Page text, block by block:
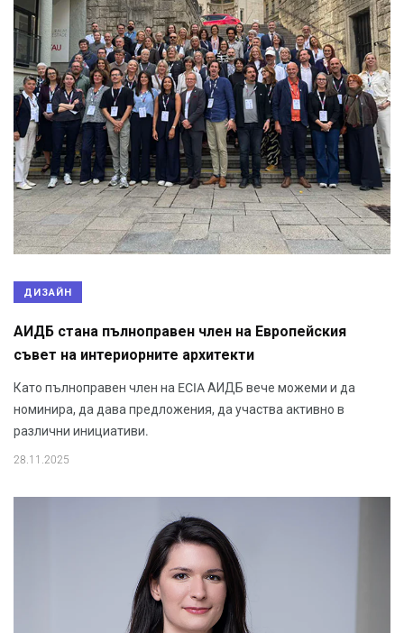
ДИЗАЙН
АИДБ стана пълноправен член на Европейския
съвет на интериорните архитекти
Като пълноправен член на ECIA АИДБ вече можеми и да
номинира, да дава предложения, да участва активно в
различни инициативи.
28.11.2025